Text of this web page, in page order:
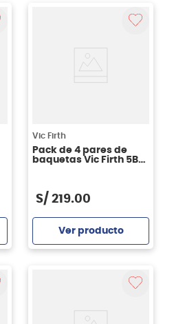
Vic Firth
Pack de 4 pares de
baquetas Vic Firth 5B
S/ 219.00
Ver producto